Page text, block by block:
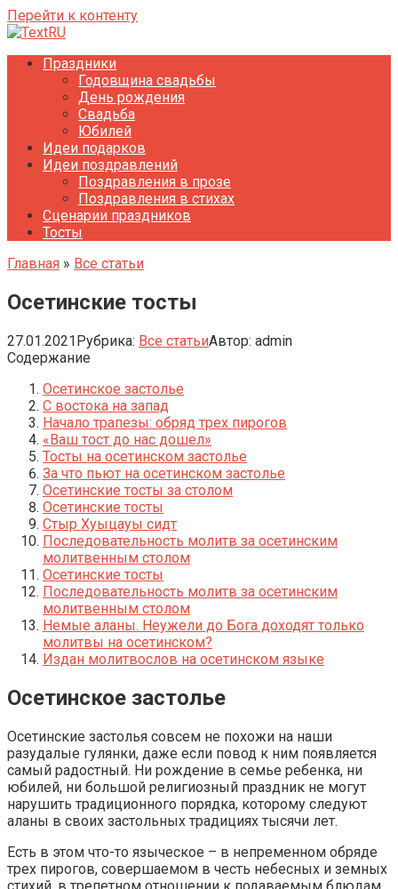
Перейти к контенту
Праздники
Годовщина свадьбы
День рождения
Свадьба
Юбилей
Идеи подарков
Идеи поздравлений
Поздравления в прозе
Поздравления в стихах
Сценарии праздников
Тосты
Главная » Все статьи
Осетинские тосты
27.01.2021Рубрика: Все статьиАвтор: admin
Содержание
Осетинское застолье
С востока на запад
Начало трапезы: обряд трех пирогов
«Ваш тост до нас дошел»
Тосты на осетинском застолье
За что пьют на осетинском застолье
Осетинские тосты за столом
Осетинские тосты
Стыр Хуыцауы сидт
Последовательность молитв за осетинским
молитвенным столом
Осетинские тосты
Последовательность молитв за осетинским
молитвенным столом
Немые аланы. Неужели до Бога доходят только
молитвы на осетинском?
Издан молитвослов на осетинском языке
Осетинское застолье
Осетинские застолья совсем не похожи на наши
разудалые гулянки, даже если повод к ним появляется
самый радостный. Ни рождение в семье ребенка, ни
юбилей, ни большой религиозный праздник не могут
нарушить традиционного порядка, которому следуют
аланы в своих застольных традициях тысячи лет.
Есть в этом что-то языческое – в непременном обряде
трех пирогов, совершаемом в честь небесных и земных
стихий, в трепетном отношении к подаваемым блюдам,